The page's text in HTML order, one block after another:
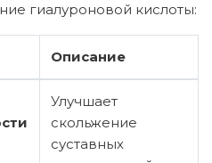
гиалуроновой кислоты:
Описание
Улучшает
скольжение
суставных